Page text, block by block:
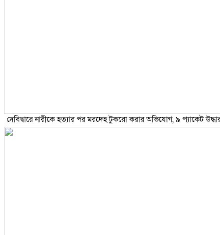
দেবিদ্বারে নারীকে হত্যার পর মরদেহ টুকরো করার অভিযোগ, ৯ প্যাকেট